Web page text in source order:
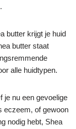
butter krijgt je huid
butter staat
alle huidtypen.
je nu een gevoelige
eczeem, of gewoon
nodig hebt, Shea